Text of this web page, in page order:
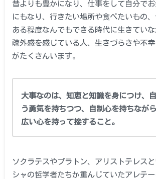
昔よりも豊かになり、仕事をして自分で
にもなり、行きたい場所や食べたいもの
ある程度なんでもできる時代に生きてい
疎外感を感じている人、生きづらさや不
がたくさんいます。
大事なのは、知恵と知識を身につけ、
う勇気を持ちつつ、自制心を持ちなが
広い心を持って接すること。
ソクラテスやプラトン、アリストテレス
シャの哲学者たちが重んじていたアレテ